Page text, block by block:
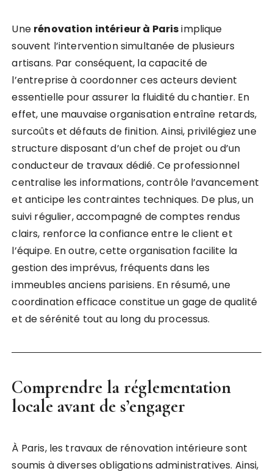
Une rénovation intérieur à Parisimplique
souvent l’intervention simultanée de plusieurs
artisans. Par conséquent, la capacité de
l’entreprise à coordonner ces acteurs devient
essentielle pour assurer la fluidité du chantier. En
effet, une mauvaise organisation entraîne retards,
surcoûts et défauts de finition. Ainsi, privilégiez une
structure disposant d’un chef de projet ou d’un
conducteur de travaux dédié. Ce professionnel
centralise les informations, contrôle l’avancement
et anticipe les contraintes techniques. De plus, un
suivi régulier, accompagné de comptes rendus
clairs, renforce la confiance entre le client et
l’équipe. En outre, cette organisation facilite la
gestion des imprévus, fréquents dans les
immeubles anciens parisiens. En résumé, une
coordination efficace constitue un gage de qualité
et de sérénité tout au long du processus.
Comprendre la réglementation
locale avant de s’engager
À Paris, les travaux de rénovation intérieure sont
soumis à diverses obligations administratives. Ainsi,